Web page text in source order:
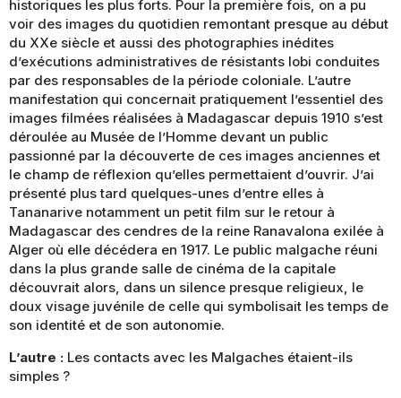
historiques les plus forts. Pour la première fois, on a pu
voir des images du quotidien remontant presque au début
du XXe siècle et aussi des photographies inédites
d’exécutions administratives de résistants lobi conduites
par des responsables de la période coloniale. L’autre
manifestation qui concernait pratiquement l’essentiel des
images filmées réalisées à Madagascar depuis 1910 s’est
déroulée au Musée de l’Homme devant un public
passionné par la découverte de ces images anciennes et
le champ de réflexion qu’elles permettaient d’ouvrir. J’ai
présenté plus tard quelques-unes d’entre elles à
Tananarive notamment un petit film sur le retour à
Madagascar des cendres de la reine Ranavalona exilée à
Alger où elle décédera en 1917. Le public malgache réuni
dans la plus grande salle de cinéma de la capitale
découvrait alors, dans un silence presque religieux, le
doux visage juvénile de celle qui symbolisait les temps de
son identité et de son autonomie.
L’autre : Les contacts avec les Malgaches étaient-ils
simples ?